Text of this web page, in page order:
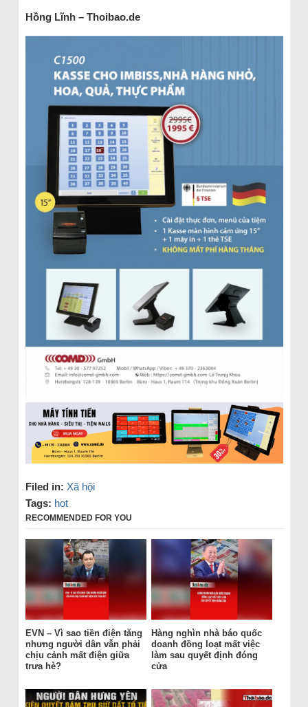
Hồng Lĩnh – Thoibao.de
Filed in: Xã hội
Tags: hot
RECOMMENDED FOR YOU
EVN – Vì sao tiền điện tăng
nhưng người dân vẫn phải
chịu cảnh mất điện giữa
trưa hè?
Hàng nghìn nhà báo quốc
doanh đồng loạt mất việc
làm sau quyết định đóng
cửa